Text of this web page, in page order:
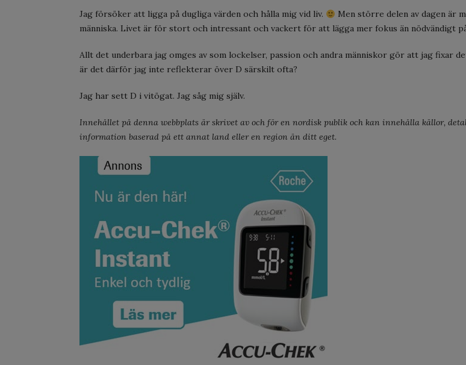
Jag försöker att ligga på dugliga värden och hålla mig vid liv.
Men större delen av dagen är
människa. Livet är för stort och intressant och vackert för att lägga mer fokus än nödvändigt
Allt det underbara jag omges av som lockelser, passion och andra människor gör att jag fixar
är det därför jag inte reflekterar över D särskilt ofta?
Jag har sett D i vitögat. Jag såg mig själv.
Innehållet på denna webbplats är skrivet av och för en nordisk publik och kan innehålla källor,
information baserad på ett annat land eller en region än ditt eget.